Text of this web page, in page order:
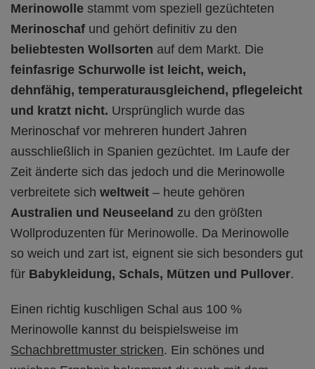
Merinowolle stammt vom speziell gezüchteten
Merinoschaf und gehört definitiv zu den
beliebtesten Wollsorten auf dem Markt. Die
feinfasrige Schurwolle ist leicht, weich,
dehnfähig, temperaturausgleichend, pflegeleicht
und kratzt nicht. Ursprünglich wurde das
Merinoschaf vor mehreren hundert Jahren
ausschließlich in Spanien gezüchtet. Im Laufe der
Zeit änderte sich das jedoch und die Merinowolle
verbreitete sich weltweit – heute gehören
Australien und Neuseeland zu den größten
Wollproduzenten für Merinowolle. Da Merinowolle
so weich und zart ist, eignent sie sich besonders gut
für Babykleidung, Schals, Mützen und Pullover.
Einen richtig kuschligen Schal aus 100 %
Merinowolle kannst du beispielsweise im
Schachbrettmuster stricken. Ein schönes und